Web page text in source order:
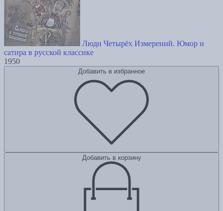
Люди Четырёх Измерений. Юмор и
сатира в русской классике
1950
Добавить в избранное
Добавить в корзину